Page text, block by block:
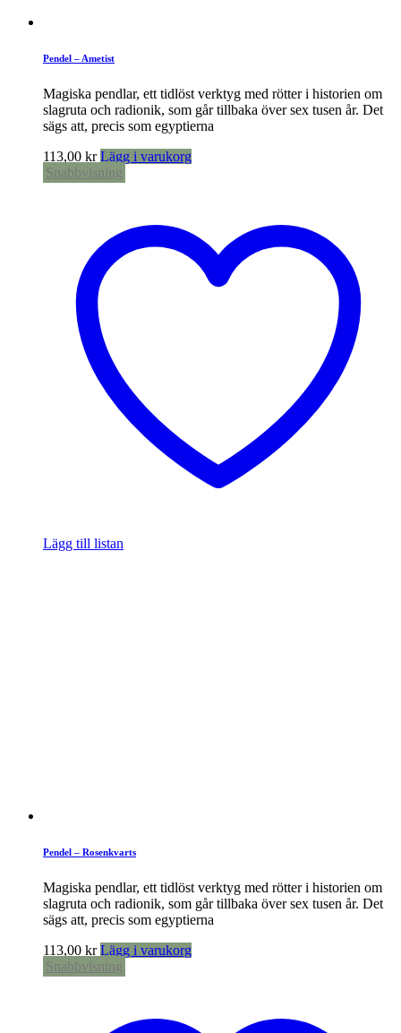
Pendel – Ametist
Magiska pendlar, ett tidlöst verktyg med rötter i historien om
slagruta och radionik, som går tillbaka över sex tusen år. Det
sägs att, precis som egyptierna
113,00 kr Lägg i varukorg
Snabbvisning
Lägg till listan
Pendel – Rosenkvarts
Magiska pendlar, ett tidlöst verktyg med rötter i historien om
slagruta och radionik, som går tillbaka över sex tusen år. Det
sägs att, precis som egyptierna
113,00 kr Lägg i varukorg
Snabbvisning